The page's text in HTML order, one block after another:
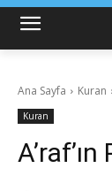
Ana Sayfa Kuran
Kuran